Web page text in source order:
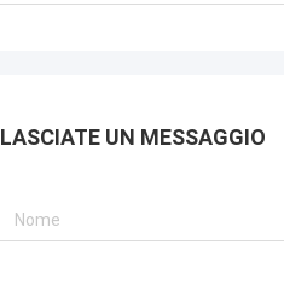
LASCIATE UN MESSAGGIO